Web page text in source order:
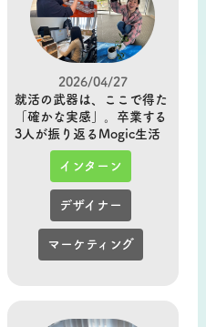
2026/04/27
就活の武器は、ここで得た
「確かな実感」。卒業する
3人が振り返るMogic生活
インターン
デザイナー
マーケティング